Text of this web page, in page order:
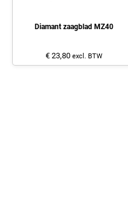
Diamant zaagblad MZ40
€ 23,80 excl. BTW